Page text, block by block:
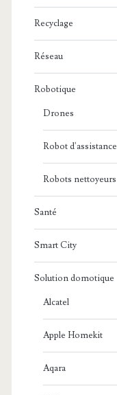
Recyclage
Réseau
Robotique
Drones
Robot d'assistance
Robots nettoyeurs
Santé
Smart City
Solution domotique
Alcatel
Apple Homekit
Aqara